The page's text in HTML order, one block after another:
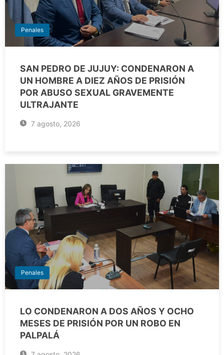
Penales
SAN PEDRO DE JUJUY: CONDENARON A
UN HOMBRE A DIEZ AÑOS DE PRISIÓN
POR ABUSO SEXUAL GRAVEMENTE
ULTRAJANTE
7 agosto, 2026
Penales
LO CONDENARON A DOS AÑOS Y OCHO
MESES DE PRISIÓN POR UN ROBO EN
PALPALÁ